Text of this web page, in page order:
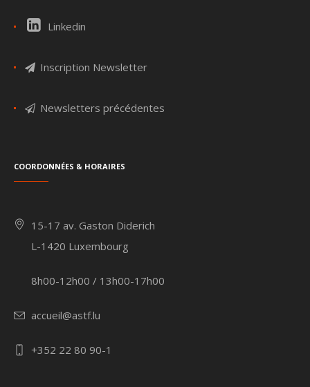
Linkedin
Inscription Newsletter
Newsletters précédentes
Coordonnées & Horaires
15-17 av. Gaston Diderich
L-1420 Luxembourg
8h00-12h00 / 13h00-17h00
accueil@astf.lu
+352 22 80 90-1